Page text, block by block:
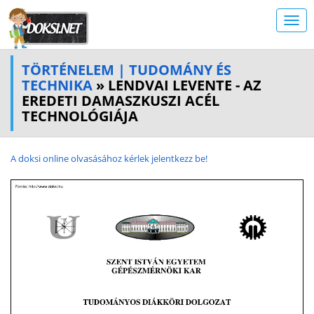
TÖRTÉNELEM | TUDOMÁNY ÉS
TECHNIKA » LENDVAI LEVENTE - AZ
EREDETI DAMASZKUSZI ACÉL
TECHNOLÓGIÁJA
A doksi online olvasásához kérlek jelentkezz be!